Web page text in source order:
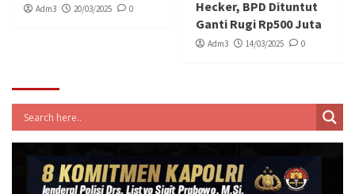
Adm3 20/03/2025 0
Hecker, BPD Dituntut
Ganti Rugi Rp500 Juta
Adm3 14/03/2025 0